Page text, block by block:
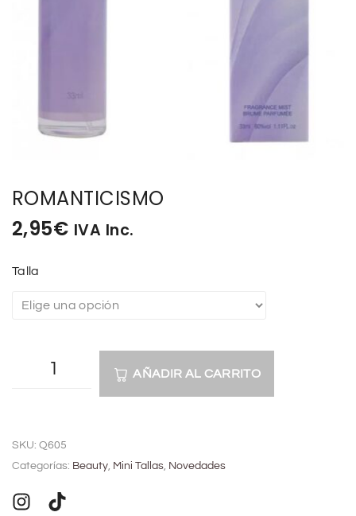
COMPLEMENTOS
ROMANTICISMO
2,95€ IVA Inc.
Talla
AÑADIR AL CARRITO
t
r
SKU: Q605
Categorías: Beauty, Mini Tallas, Novedades